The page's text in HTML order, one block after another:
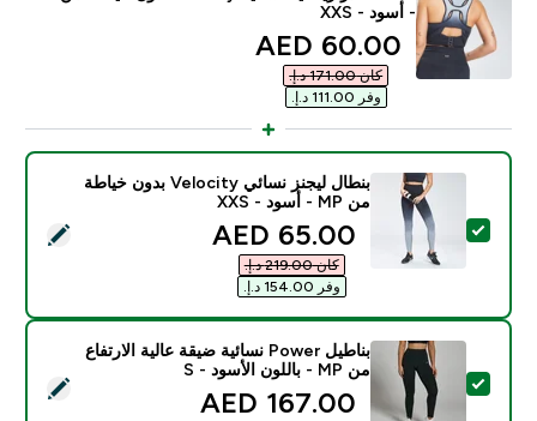
- أسود - XXS
discounted price
60.00 AED‎
كان ‏171.00 د.إ.‏‎
وفر ‏111.00 د.إ.‏‎
تحديد هذا المنتج - بنطال ليجنز نسائي Velocity بدون خياطة من MP - أسود - XXS
بنطال ليجنز نسائي Velocity بدون خياطة
من MP - أسود - XXS
discounted price
65.00 AED‎
كان ‏219.00 د.إ.‏‎
وفر ‏154.00 د.إ.‏‎
تحديد هذا المنتج - بناطيل Power نسائية ضيقة عالية الارتفاع من MP - باللون الأسود - S
بناطيل Power نسائية ضيقة عالية الارتفاع
من MP - باللون الأسود - S
167.00 AED‎